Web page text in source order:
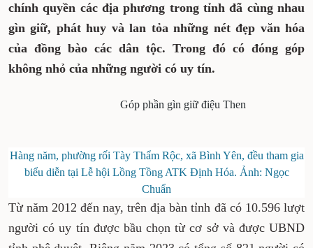
chính quyền các địa phương trong tỉnh đã cùng nhau
gìn giữ, phát huy và lan tỏa những nét đẹp văn hóa
của đồng bào các dân tộc. Trong đó có đóng góp
không nhỏ của những người có uy tín.
Góp phần gìn giữ điệu Then
Hàng năm, phường rối Tày Thẩm Rộc, xã Bình Yên, đều tham gia
biểu diễn tại Lễ hội Lồng Tồng ATK Định Hóa. Ảnh: Ngọc
Chuẩn
Từ năm 2012 đến nay, trên địa bàn tỉnh đã có 10.596 lượt
người có uy tín được bầu chọn từ cơ sở và được UBND